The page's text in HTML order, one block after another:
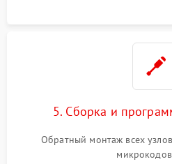
5. Сборка и
Обратный монтаж всех